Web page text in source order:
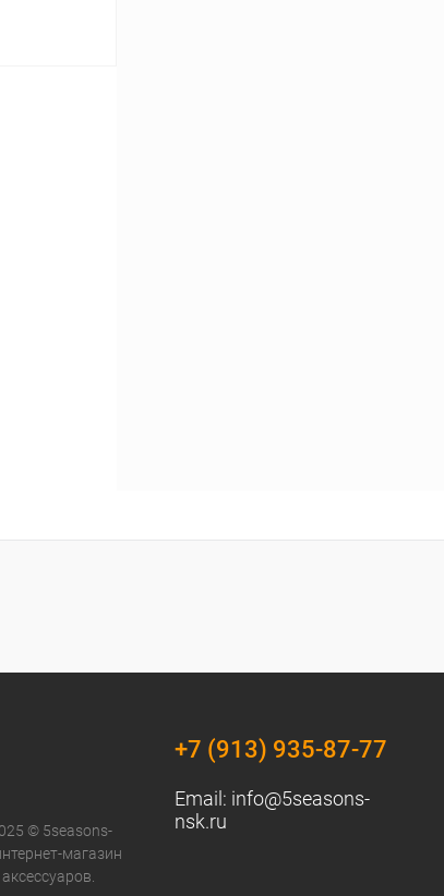
© 5seasons-
магазин
+7 (913) 935-87-77
Email: info@5seasons-
nsk.ru